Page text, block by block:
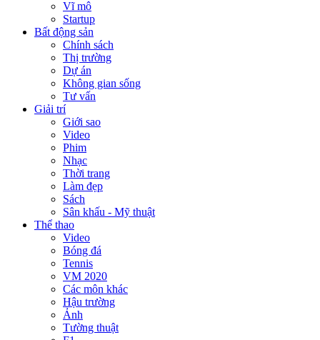
Vĩ mô
Startup
Bất động sản
Chính sách
Thị trường
Dự án
Không gian sống
Tư vấn
Giải trí
Giới sao
Video
Phim
Nhạc
Thời trang
Làm đẹp
Sách
Sân khấu - Mỹ thuật
Thể thao
Video
Bóng đá
Tennis
VM 2020
Các môn khác
Hậu trường
Ảnh
Tường thuật